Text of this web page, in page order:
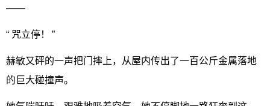
——
“ 咒立停！ ”
赫敏又砰的一声把门摔上，从屋内传出了一百公斤金属落地
的巨大碰撞声。